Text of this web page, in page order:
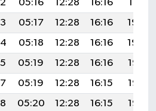
05:16 12:28 16:16
19:31
05:17 12:28 16:16
19:30
05:18 12:28 16:16
19:29
05:19 12:28 16:16
19:28
05:19 12:28 16:15
19:27
05:20 12:28 16:15
19:25